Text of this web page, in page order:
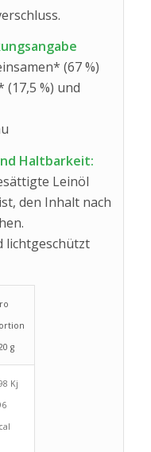
(67 %)
%) und
Haltbarkeit:
Leinöl
den Inhalt nach
lichtgeschützt
g
Kj